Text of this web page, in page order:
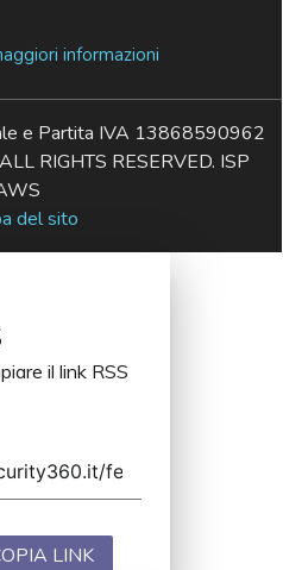
informazioni
e Partita IVA 13868590962
RIGHTS RESERVED. ISP
del sito
il link RSS
LINK